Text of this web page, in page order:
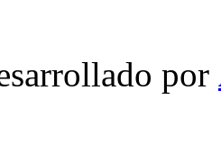
por